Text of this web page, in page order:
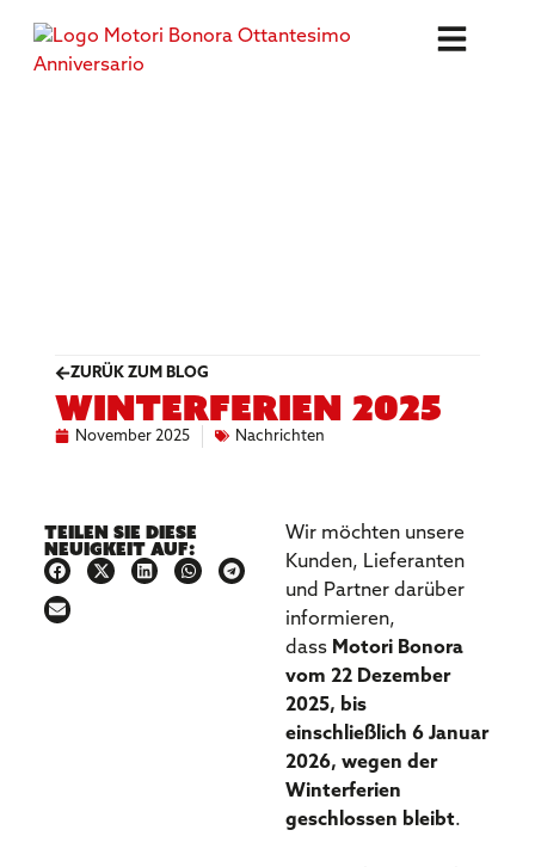
ZURÜK ZUM BLOG
Winterferien 2025
November 2025 Nachrichten
Teilen Sie diese
Neuigkeit auf:
Wir möchten unsere
Kunden, Lieferanten
und Partner darüber
informieren,
dass Motori Bonora
vom 22 Dezember
2025, bis
einschließlich 6 Januar
2026, wegen der
Winterferien
geschlossen bleibt.